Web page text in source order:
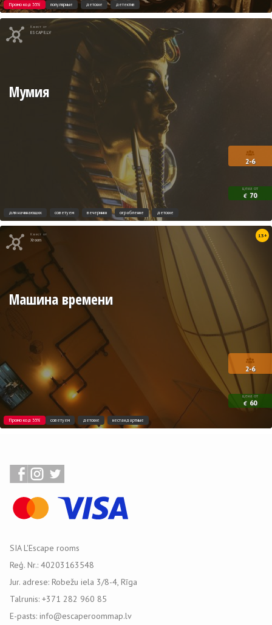
Промо код 35% популярные детские детектив
Квест от
ESCAPE.LV
2-6
цена от
€ 70
Мумия
для начинающих советуем вечеринки ограбление детские
Квест от
Xroom
13+
2-6
цена от
€ 60
Машина времени
Промо код 35% советуем детские нестандартные
SIA L'Escape rooms
Reģ. Nr.: 40203163548
Jur. adrese: Robežu iela 3/8-4, Rīga
Talrunis: +371 282 960 85
E-pasts: info@escaperoommap.lv